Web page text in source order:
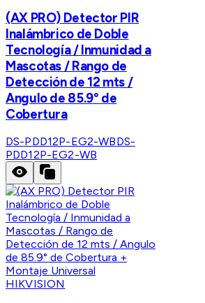
(AX PRO) Detector PIR
Inalámbrico de Doble
Tecnología / Inmunidad a
Mascotas / Rango de
Detección de 12 mts /
Angulo de 85.9° de
Cobertura
DS-PDD12P-EG2-WBDS-
PDD12P-EG2-WB
HIKVISION